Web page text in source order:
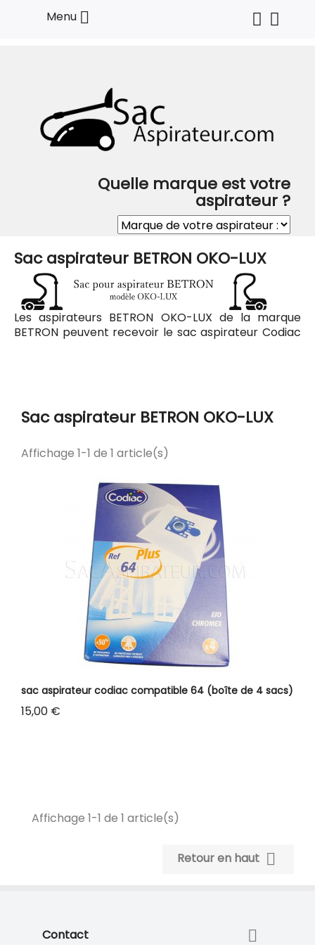
Menu 
Quelle marque est votre
aspirateur ?
Sac aspirateur BETRON OKO-LUX
Les aspirateurs BETRON OKO-LUX de la marque
BETRON peuvent recevoir le sac aspirateur Codiac
Sac aspirateur BETRON OKO-LUX
Affichage 1-1 de 1 article(s)
sac aspirateur codiac compatible 64 (boîte de 4 sacs)
Prix
15,00 €
Affichage 1-1 de 1 article(s)
Retour en haut 
Contact 